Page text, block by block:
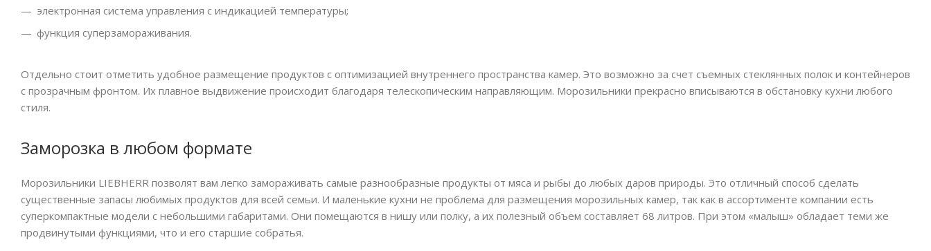
электронная система управления с индикацией температуры;
функция суперзамораживания.
Отдельно стоит отметить удобное размещение продуктов с оптимизацией внутреннего пространства камер. Это возможно за счет съемных стеклянных полок и контейнеров
с прозрачным фронтом. Их плавное выдвижение происходит благодаря телескопическим направляющим. Морозильники прекрасно вписываются в обстановку кухни любого
стиля.
Заморозка в любом формате
Морозильники LIEBHERR позволят вам легко замораживать самые разнообразные продукты от мяса и рыбы до любых даров природы. Это отличный способ сделать
существенные запасы любимых продуктов для всей семьи. И маленькие кухни не проблема для размещения морозильных камер, так как в ассортименте компании есть
суперкомпактные модели с небольшими габаритами. Они помещаются в нишу или полку, а их полезный объем составляет 68 литров. При этом «малыш» обладает теми же
продвинутыми функциями, что и его старшие собратья.